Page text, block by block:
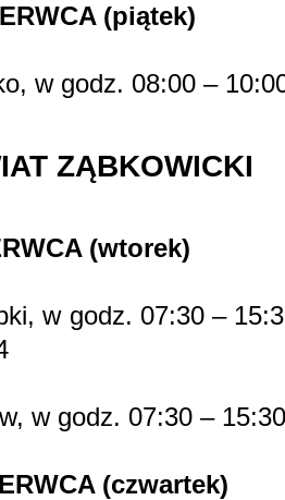
(piątek)
w godz. 08:00 –
ZĄBKOWICKI
(wtorek)
w godz. 07:30 –
w godz. 07:30 –
(czwartek)